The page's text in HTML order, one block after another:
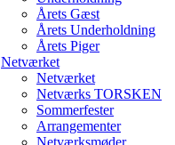
Årets Gæst
Årets Underholdning
Årets Piger
Netværket
Netværket
Netværks TORSKEN
Sommerfester
Arrangementer
Netværksmøder